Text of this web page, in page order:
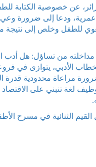
عن خصوصية الكتابة
ودعا إلى ضرورة وعي
للطفل وخلص إلى
مداخلته من تساؤل: هل
الأدبي، يتوازى في
مراعاة محدودية قدرة
لغة تنبني على
الثنائية في مسرح